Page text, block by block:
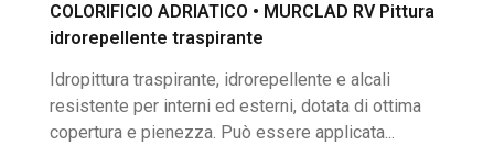
COLORIFICIO ADRIATICO • MURCLAD RV Pittura
idrorepellente traspirante
Idropittura traspirante, idrorepellente e alcali
resistente per interni ed esterni, dotata di ottima
copertura e pienezza. Può essere applicata...